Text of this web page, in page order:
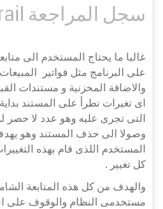
سجل المراجعة Audit Trail
غالبا ما يحتاج المستخدم الى
على البرنامج مثل فواتير
والاضافة المخزنية و مستندات
اى تغيرات تطرأ على المستند
التى تجرى عليه وهو عدد لا حصر
وصولا الى حذف المستند وهو
المستخدم اللذى قام بهذه
كل تغيير .
والهدف من كل هذه المتابعة
مستخدمى النظام والوقوف على